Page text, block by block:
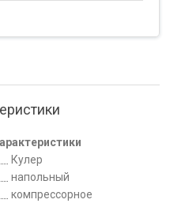
Кулер
напольный
компрессорное